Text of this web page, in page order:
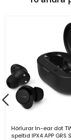
Hörlurar In-ear dot
speltid IPX4 APP GRS